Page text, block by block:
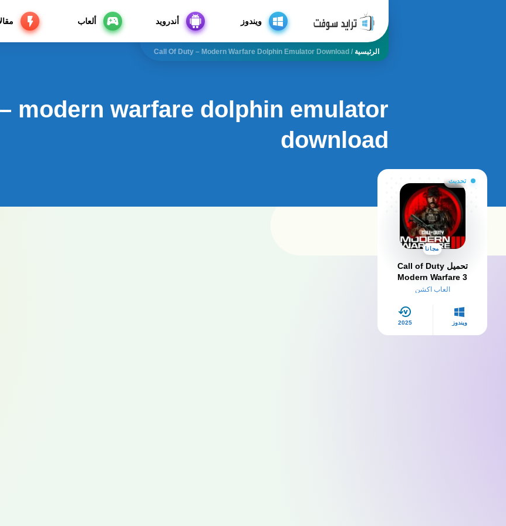
ويندوز أندرويد ألعاب
الرئيسية /
Call Of Duty – Modern Warfare Dolphin Emulator Download
modern warfare dolphin emulator
download
تحديث
مجانا
تحميل Call of Duty
Modern Warfare 3
للكمبيوتر
العاب اكشن
ويندوز 2025